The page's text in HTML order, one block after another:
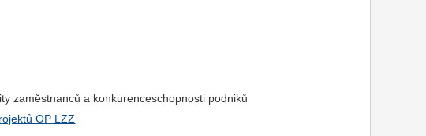
zaměstnanců a konkurenceschopnosti podniků
OP LZZ